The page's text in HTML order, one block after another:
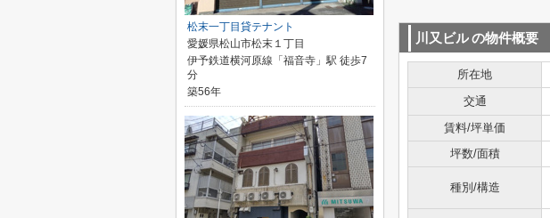
川又ビルの物件概要
所在地
交通
賃料/坪単価
坪数/面積
種別/構造
松末一丁目貸テナント
愛媛県松山市松末１丁目
伊予鉄道横河原線「福音寺」駅 徒歩7
分
築56年